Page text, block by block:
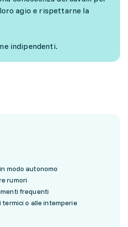
agio e rispettarne la
indipendenti.
modo autonomo
rumori
frequenti
o alle intemperie